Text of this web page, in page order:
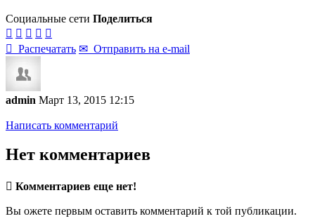
Социальные сети Поделиться
    
 Распечатать ✉ Отправить на e-mail
admin Март 13, 2015 12:15
Написать комментарий
Нет комментариев
 Комментариев еще нет!
Вы ожете первым оставить комментарий к той публикации.